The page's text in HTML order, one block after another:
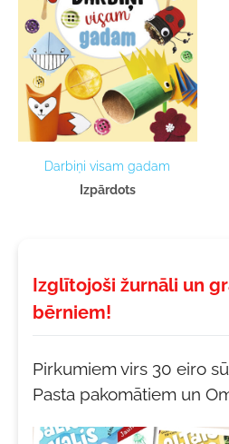
Izglītojoši žurnāli un
bērniem!
Pirkumiem virs 30 eiro
Pasta pakomātiem un
Darbiņi visam gadam
Izpārdots